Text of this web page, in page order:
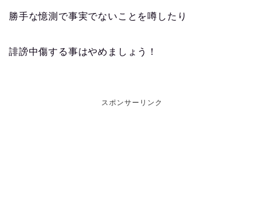
勝手な憶測で事実でないことを噂したり
誹謗中傷する事はやめましょう！
スポンサーリンク